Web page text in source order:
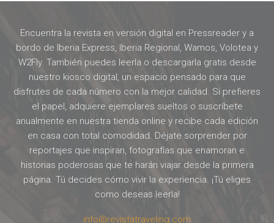
Encuentra la revista en versión digital en Pressreader y a
bordo de Iberia Express, Iberia Regional, Wamos, Volotea y
W2Fly. También puedes leerla o descargarla gratis desde
nuestro kiosco digital, un espacio pensado para que
disfrutes de cada número con la mejor calidad. Si prefieres
el papel, adquiere ejemplares sueltos o suscríbete
anualmente en nuestra tienda online y recibe cada edición
en casa con total comodidad. Déjate sorprender por
reportajes que inspiran, fotografías que enamoran e
historias poderosas que te harán viajar desde la primera
página. Tú decides cómo vivir la experiencia. ¡Tú eliges
como deseas leerla!
info@revistatraveling.com